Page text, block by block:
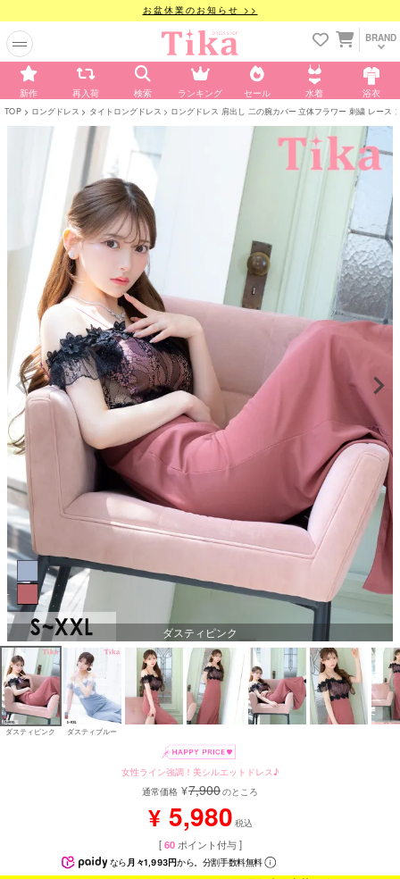
お盆休業のお知らせ >>
BRAND
新作 再入荷 検索 ランキング セール 水着 浴衣
TOP ロングドレス タイトロングドレス ロングドレス 肩出し 二の腕カバー 立体フラワー 刺繍 レー
ダスティピンク
ダスティピンク ダスティブルー
女性ライン強調！美シルエットドレス♪
通常価格 ¥7,900のところ
¥ 5,980 税込
[ 60 ポイント付与 ]
なら 月々1,993円から。分割手数料無料